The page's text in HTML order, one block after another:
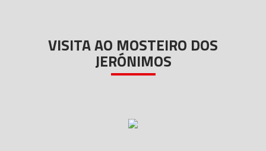
VISITA AO MOSTEIRO DOS
JERÓNIMOS